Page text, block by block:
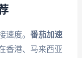
速度。 番茄加速
香港、马来西亚